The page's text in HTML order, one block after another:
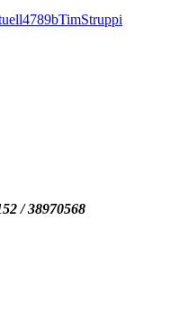
/ 38970568